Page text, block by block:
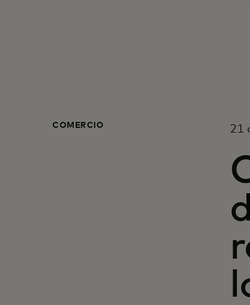
COMERCIO 21